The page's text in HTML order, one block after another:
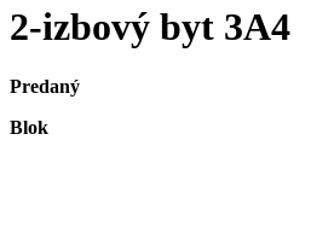
2-izbový byt 3A4
Predaný
Blok